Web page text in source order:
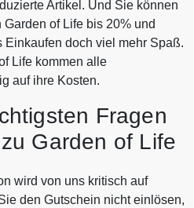
Artikel. Und Sie können
of Life bis 20% und
Einkaufen doch viel mehr Spaß.
Life kommen alle
auf ihre Kosten.
Fragen
Garden of Life
wird von uns kritisch auf
den Gutschein nicht einlösen,